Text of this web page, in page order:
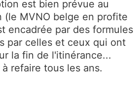
est bien prévue au
(le MVNO belge en profite
encadrée par des formules
par celles et ceux qui ont
la fin de l'itinérance...
refaire tous les ans.